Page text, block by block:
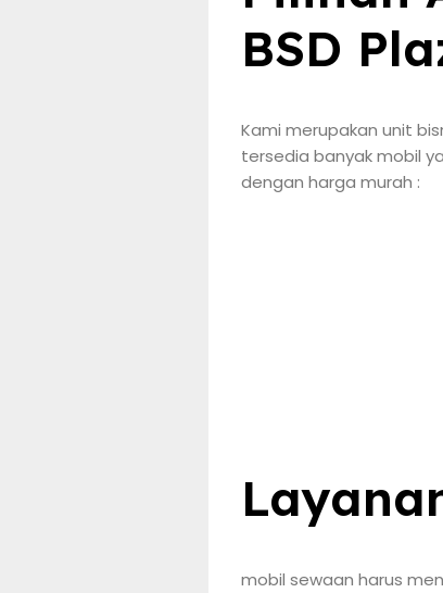
BSD
Kami merupakan unit
tersedia banyak mobil
dengan harga murah :
mobil sewaan harus